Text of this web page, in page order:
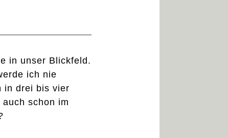
in unser Blickfeld.
ich nie
in drei bis vier
schon im